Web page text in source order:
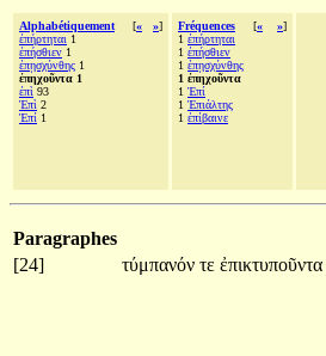
Alphabétiquement [« »]
ἐπήρτηται 1
ἐπήσθιεν 1
ἐπῃσχύνθης 1
ἐπηχοῦντα 1
ἐπὶ 93
Ἐπὶ 2
Ἐπί 1
Fréquences [« »]
1 ἐπήρτηται
1 ἐπήσθιεν
1 ἐπῃσχύνθης
1 ἐπηχοῦντα
1 Ἐπί
1 Ἐπιάλτης
1 ἐπίβαινε
Paragraphes
[24]
τύμπανόν τε ἐπικτυποῦντα